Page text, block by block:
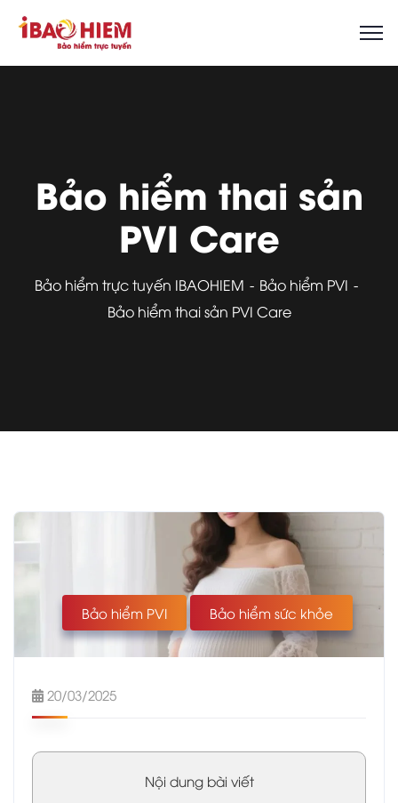
Bảo hiểm thai sản
PVI Care
Bảo hiểm trực tuyến IBAOHIEM
Bảo hiểm PVI
Bảo hiểm thai sản PVI Care
Bảo hiểm PVI Bảo hiểm sức khỏe
20/03/2025
Nội dung bài viết